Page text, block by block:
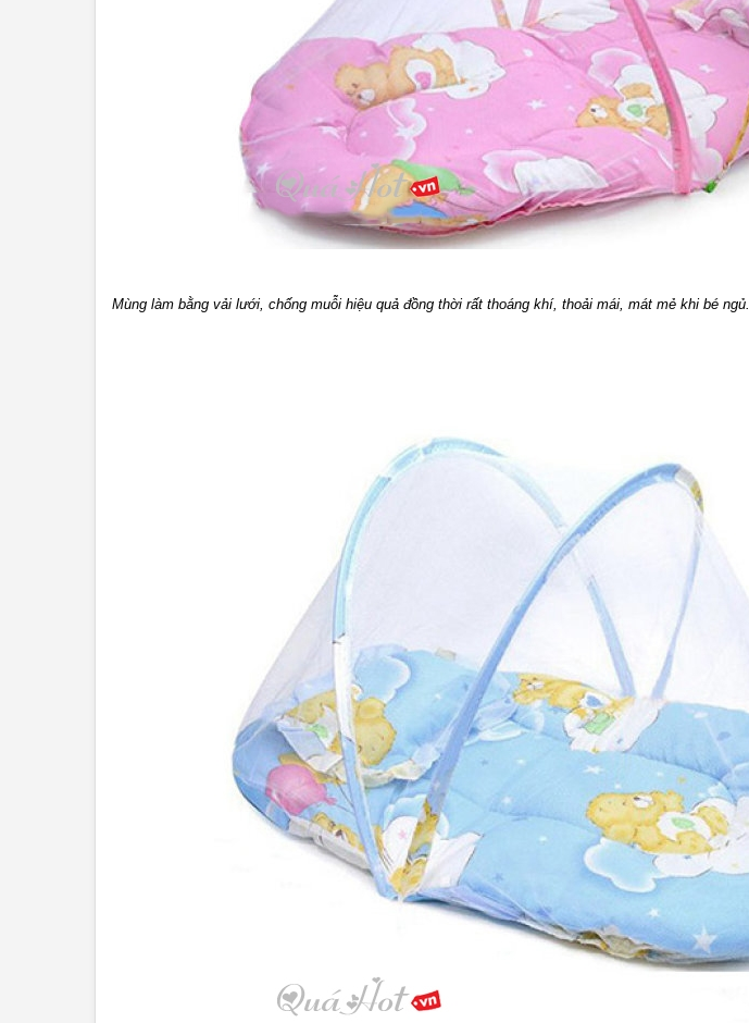
Mùng làm bằng vải lưới, chống muỗi hiệu quả đồng thời rất thoáng khí, thoải mái, mát mẻ khi bé ngủ.